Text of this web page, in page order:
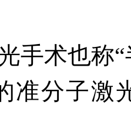
手术也称
准分子激